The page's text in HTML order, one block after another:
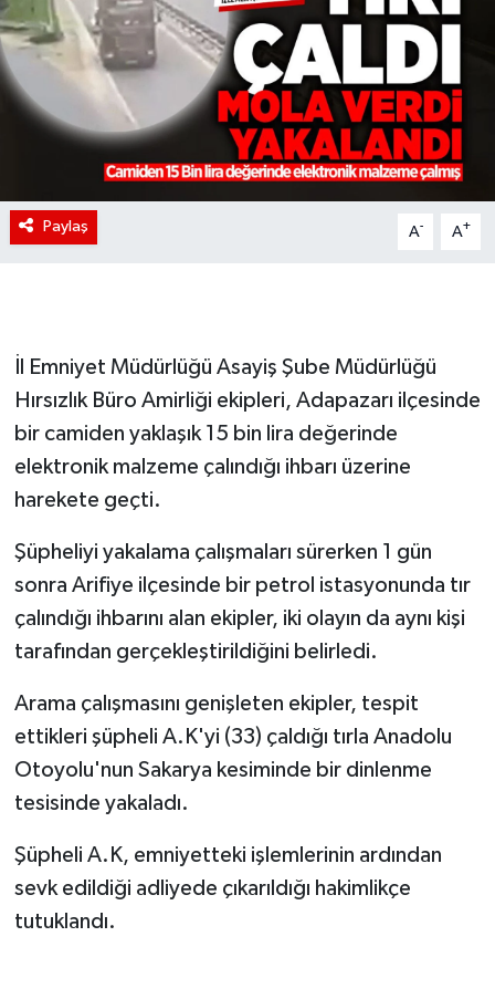
Paylaş A- A+
İl Emniyet Müdürlüğü Asayiş Şube Müdürlüğü
Hırsızlık Büro Amirliği ekipleri, Adapazarı ilçesinde
bir camiden yaklaşık 15 bin lira değerinde
elektronik malzeme çalındığı ihbarı üzerine
harekete geçti.
Şüpheliyi yakalama çalışmaları sürerken 1 gün
sonra Arifiye ilçesinde bir petrol istasyonunda tır
çalındığı ihbarını alan ekipler, iki olayın da aynı kişi
tarafından gerçekleştirildiğini belirledi.
Arama çalışmasını genişleten ekipler, tespit
ettikleri şüpheli A.K'yi (33) çaldığı tırla Anadolu
Otoyolu'nun Sakarya kesiminde bir dinlenme
tesisinde yakaladı.
Şüpheli A.K, emniyetteki işlemlerinin ardından
sevk edildiği adliyede çıkarıldığı hakimlikçe
tutuklandı.